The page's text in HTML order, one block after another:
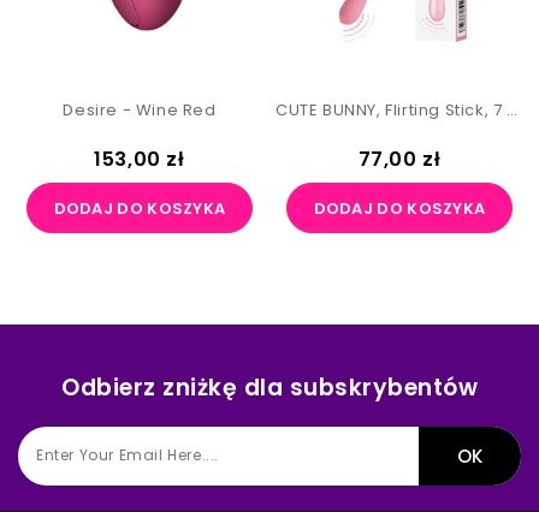
Desire - Wine Red
Cena
153,00 zł
DODAJ DO KOSZYKA
CUTE BUNNY, Flirting Stick, 7 Vibration Functions, Magnetic USB Charging
Cena
77,00 zł
DODAJ DO KOSZYKA
Odbierz zniżkę dla subskrybentów